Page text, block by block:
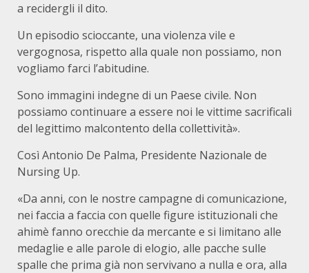
a recidergli il dito.
Un episodio scioccante, una violenza vile e
vergognosa, rispetto alla quale non possiamo, non
vogliamo farci l’abitudine.
Sono immagini indegne di un Paese civile. Non
possiamo continuare a essere noi le vittime sacrificali
del legittimo malcontento della collettività».
Così Antonio De Palma, Presidente Nazionale de
Nursing Up.
«Da anni, con le nostre campagne di comunicazione,
nei faccia a faccia con quelle figure istituzionali che
ahimè fanno orecchie da mercante e si limitano alle
medaglie e alle parole di elogio, alle pacche sulle
spalle che prima già non servivano a nulla e ora, alla